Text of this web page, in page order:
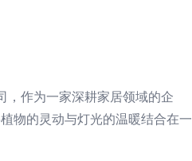
，作为一家深耕家居领域的企
物的灵动与灯光的温暖结合在一